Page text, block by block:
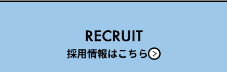
採用情報はこちら